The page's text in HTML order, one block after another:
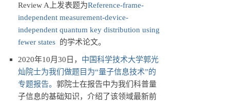
Review A上发表题为Reference-frame-
independent measurement-device-
independent quantum key distribution using
fewer states 的学术论文。
2020年10月30日， 中国科学技术大学郭光
灿院士为我们做题目为“量子信息技术”的
专题报告。 郭院士在报告中为我们科普量
子信息的基础知识，介绍了该领域最新前